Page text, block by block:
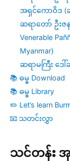
အရှင်ကောဝိဒ (
ဆရာတော် ဦး
Venerable
Myanmar)
ဆရာမကြီး ဒေ
📚 ဓမ္ဓ Download
📚 ဓမ္ဓ Library
✏️ Let’s learn
📧 သတင်းလွှာ
သင်တန်း